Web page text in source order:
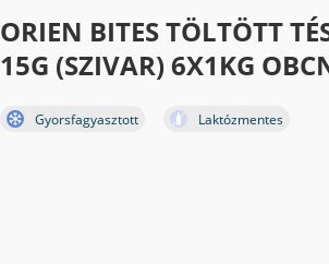
ORIEN BITES TÖLTÖTT
15G (SZIVAR) 6X1KG
Gyorsfagyasztott Laktózmentes